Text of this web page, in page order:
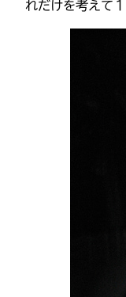
れだけを考えて